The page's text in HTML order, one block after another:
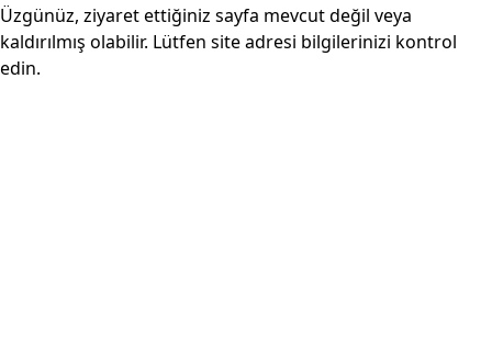
Üzgünüz, ziyaret ettiğiniz sayfa mevcut değil veya
kaldırılmış olabilir. Lütfen site adresi bilgilerinizi kontrol
edin.